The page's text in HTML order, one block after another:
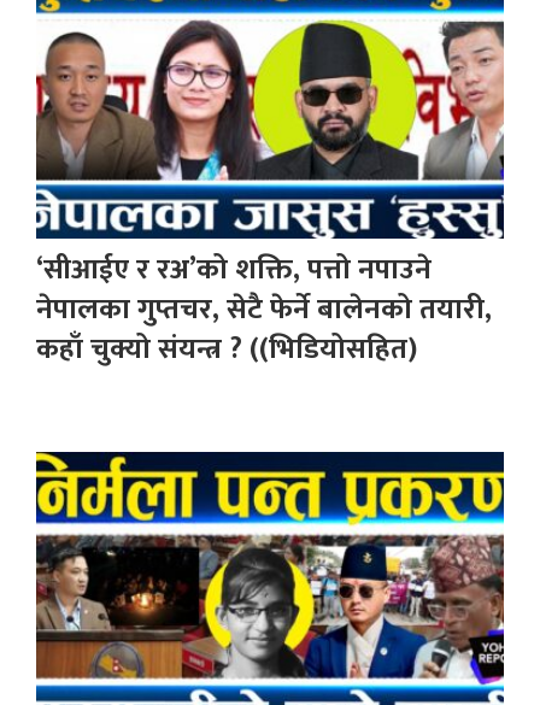
‘सीआईए र रअ’को शक्ति, पत्तो नपाउने
नेपालका गुप्तचर, सेटै फेर्ने बालेनको तयारी,
कहाँ चुक्यो संयन्त्र ? ((भिडियोसहित)